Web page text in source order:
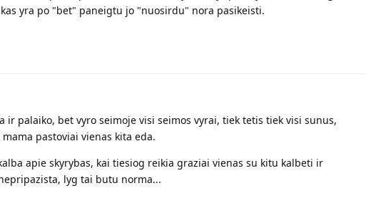
yra po "bet" paneigtu jo "nuosirdu" nora pasikeisti.
ir palaiko, bet vyro seimoje visi seimos vyrai, tiek tetis tiek visi sunus,
pastoviai vienas kita eda.
apie skyrybas, kai tiesiog reikia graziai vienas su kitu kalbeti ir
lyg tai butu norma...